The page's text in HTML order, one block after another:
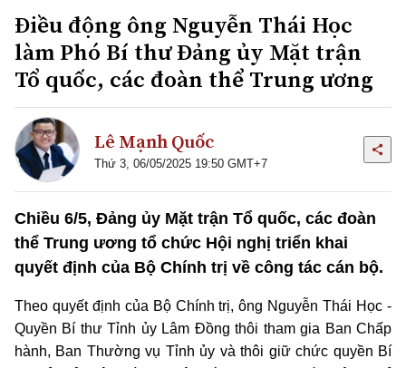
Điều động ông Nguyễn Thái Học
làm Phó Bí thư Đảng ủy Mặt trận
Tổ quốc, các đoàn thể Trung ương
Lê Mạnh Quốc
Thứ 3, 06/05/2025 19:50 GMT+7
Chiều 6/5, Đảng ủy Mặt trận Tổ quốc, các đoàn
thể Trung ương tổ chức Hội nghị triển khai
quyết định của Bộ Chính trị về công tác cán bộ.
Theo quyết định của Bộ Chính trị, ông Nguyễn Thái Học -
Quyền Bí thư Tỉnh ủy Lâm Đồng thôi tham gia Ban Chấp
hành, Ban Thường vụ Tỉnh ủy và thôi giữ chức quyền Bí